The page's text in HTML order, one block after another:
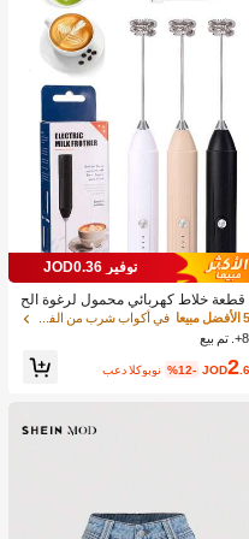
توفير JOD0.36
1 قطعة خلاط كهربائي محمول لرغوة الح
رغاية الحليب القابلة للشحن - شحن
USB، 3 سرعات، خلاط حليب كهربائي ص
غير، مناسب للقهوة/اللاتيه/الكابتشينو/الش
الساخنة/البيض
في أكواب شرب من الفولاذ المقاوم للصدأ جهاز رغوة ال
بيع
JOD2
%12- بعد الكوبون